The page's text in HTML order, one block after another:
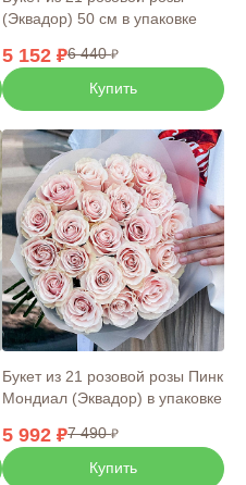
(Эквадор) 50 см в упаковке
5 152
6 440
Купить
Букет из 21 розовой розы Пинк
Мондиал (Эквадор) в упаковке
5 992
7 490
Купить